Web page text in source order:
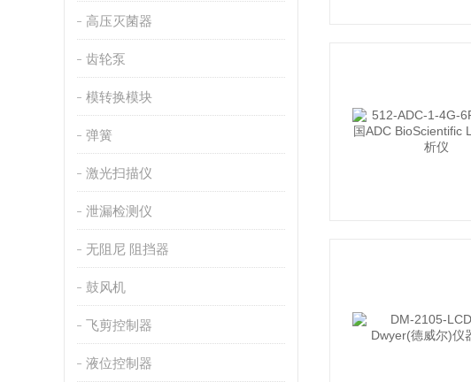
高压灭菌器
齿轮泵
模转换模块
弹簧
激光扫描仪
泄漏检测仪
无阻尼 阻挡器
鼓风机
飞剪控制器
液位控制器